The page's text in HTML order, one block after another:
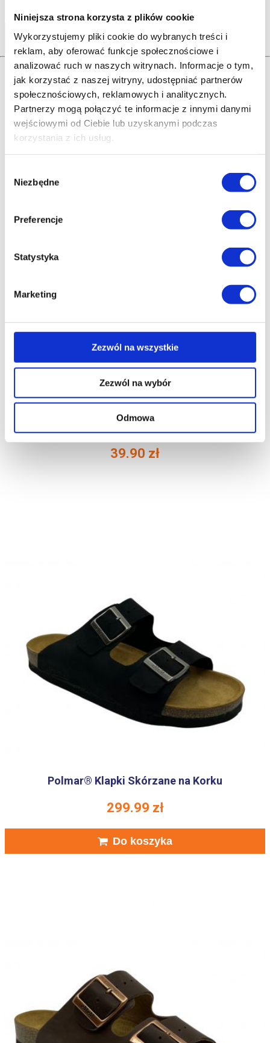
Niniejsza strona korzysta z plików cookie
Wykorzystujemy pliki cookie do wybranych treści i
reklam, aby oferować funkcje społecznościowe i
analizować ruch w naszych witrynach. Informacje o tym,
jak korzystać z naszej witryny, udostępniać partnerów
społecznościowych, reklamowych i analitycznych.
Partnerzy mogą połączyć te informacje z innymi danymi
wejściowymi od Ciebie lub uzyskanymi podczas
korzystania z ich usług.
zgody
Niezbędne
Preferencje
Statystyka
Marketing
Zezwól na wszystkie
Zezwól na wybór
Odmowa
Udostępnij
Nasi klienci
najczęściej kupują...
39.90 zł
Polmar® Klapki Skórzane na Korku
299.99 zł
Do koszyka